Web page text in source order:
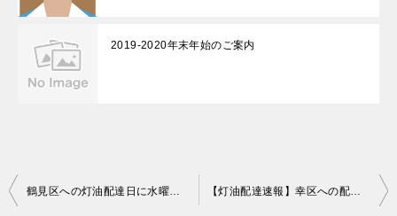
2019-2020年末年始のご案内
投
鶴見区への灯油配達日に水曜日を追加しました！！ 【灯油配達速報】幸区への配達を開始します！！